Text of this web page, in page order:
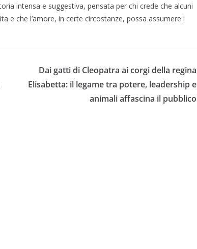
intensa e suggestiva, pensata per chi crede che alcuni
e che l’amore, in certe circostanze, possa assumere i
Dai gatti di Cleopatra ai corgi della regina
Elisabetta: il legame tra potere, leadership e
animali affascina il pubblico